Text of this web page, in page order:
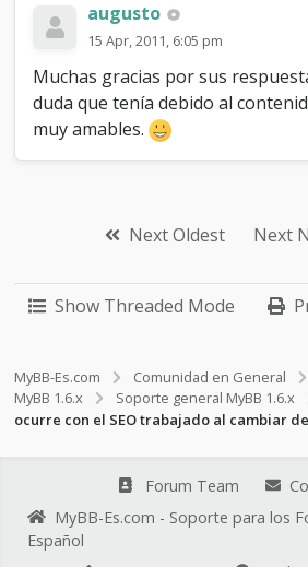
augusto
15 Apr, 2011, 6:05 pm
Muchas gracias por sus
duda que tenía debido al
muy amables.
Next Oldest Next
Show Threaded Mode
MyBB-Es.com Comunidad en General
MyBB 1.6.x
Soporte general MyBB 1.6.x
ocurre con el SEO trabajado al cambiar
Forum Team
MyBB-Es.com - Soporte para los
Español